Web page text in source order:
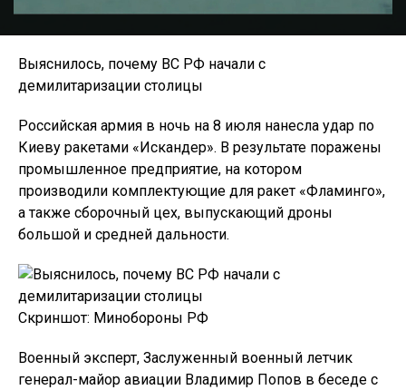
Выяснилось, почему ВС РФ начали с
демилитаризации столицы
Российская армия в ночь на 8 июля нанесла удар по
Киеву ракетами «Искандер». В результате поражены
промышленное предприятие, на котором
производили комплектующие для ракет «Фламинго»,
а также сборочный цех, выпускающий дроны
большой и средней дальности.
Скриншот: Минобороны РФ
Военный эксперт, Заслуженный военный летчик
генерал-майор авиации Владимир Попов в беседе с